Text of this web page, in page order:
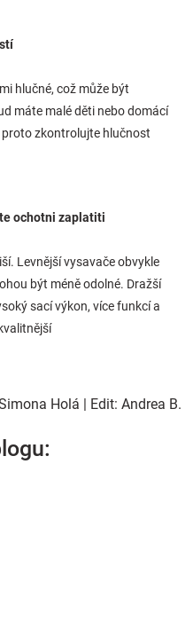
hlučné, což může být
máte malé děti nebo domácí
zkontrolujte hlučnost
ochotni zaplatiti
Levnější vysavače obvykle
být méně odolné. Dražší
sací výkon, více funkcí a
Holá | Edit: Andrea B.